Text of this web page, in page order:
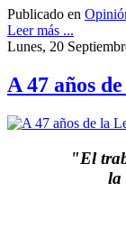
Publicado en
Leer más ...
Lunes, 20
A 47 años
"El
la